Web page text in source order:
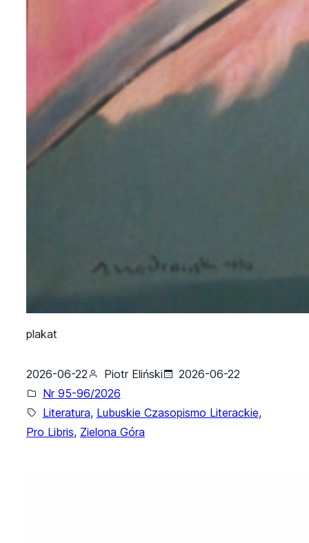
plakat
2026-06-22 Piotr Eliński
2026-06-22
Nr 95-96/2026
Literatura, Lubuskie Czasopismo Literackie,
Pro Libris, Zielona Góra